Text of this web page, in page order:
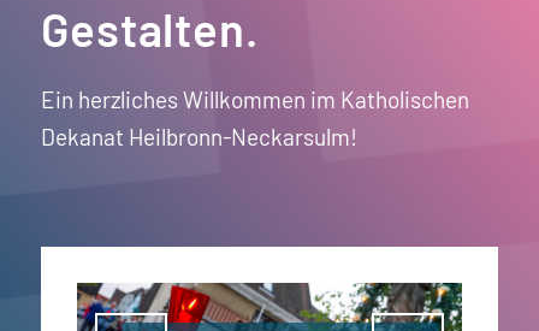
Gestalten.
Ein herzliches Willkommen im Katholischen
Dekanat Heilbronn-Neckarsulm!